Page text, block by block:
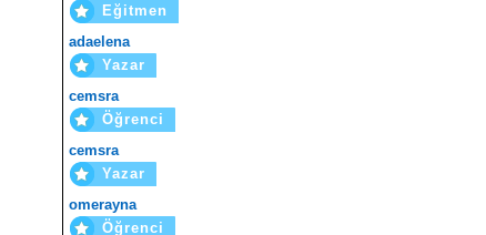
Eğitmen
adaelena
Yazar
cemsra
Öğrenci
cemsra
Yazar
omerayna
Öğrenci